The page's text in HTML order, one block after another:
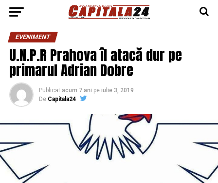
EVENIMENT
U.N.P.R Prahova îl atacă dur pe
primarul Adrian Dobre
Publicat acum 7 ani pe iulie 3, 2019
De Capitala24